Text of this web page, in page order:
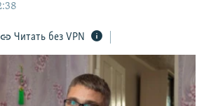
Читать без VPN